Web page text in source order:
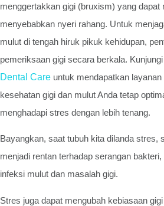
menggertakkan gigi (bruxism) yang dapat
menyebabkan nyeri rahang. Untuk
mulut di tengah hiruk pikuk kehidupan,
pemeriksaan gigi secara berkala. Kunjungi
Dental Care untuk mendapatkan
kesehatan gigi dan mulut Anda tetap
menghadapi stres dengan lebih tenang.
Bayangkan, saat tubuh kita dilanda stres,
menjadi rentan terhadap serangan
infeksi mulut dan masalah gigi.
Stres juga dapat mengubah kebiasaan